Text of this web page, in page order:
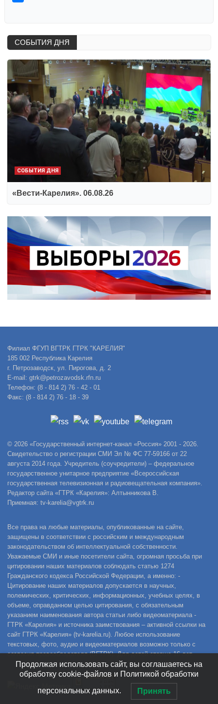
СОБЫТИЯ ДНЯ
СОБЫТИЯ ДНЯ
«Вести-Карелия». 06.08.26
Филиал ФГУП ВГТРК ГТРК "КАРЕЛИЯ"
185 002 Республика Карелия
г. Петрозаводск, ул. Пирогова, д. 2
E-mail: gtrk@petrozavodsk.rfn.ru
Телефон: (8 - 814 2) 76 - 42 - 01
Факс: (8 - 814 2) 76 - 18 - 39
© 2026 «Государственный интернет-канал «Россия» 2001 - 2026.
Свидетельство о регистрации СМИ Эл № ФС 77-59166 от 22
августа 2014 года. Учредитель (соучредители) – федеральное
государственное унитарное предприятие «Всероссийская
государственная телевизионная и радиовещательная компания».
Редактор сайта «ГТРК «Карелия»: Алтынникова В.
Приемная: tv-karelia@vgtrk.ru
Все права на любые материалы, опубликованные на сайте,
защищены в соответствии с российским и международным
законодательством об интеллектуальной собственности.
Уважаемые СМИ и иные посетители сайта, огромная просьба при
цитировании наших материалов соблюдать статью 1274
Гражданского кодекса Российской Федерации, а именно: -
Цитирование наших материалов допускается в научных,
полемических, критических, информационных, учебных целях, в
объеме, оправданном целью цитирования, с обязательным
указанием наименования автора статьи либо видеоматериала -
ГТРК «Карелия» и источника заимствования – активной ссылки на
сайт ГТРК «Карелия» (tv-karelia.ru). Любое использование
текстовых, фото, аудио и видеоматериалов возможно только с
согласия правообладателя (ВГТРК). Для детей старше 16 лет.
Продолжая использовать сайт, вы соглашаетесь на
обработку cookie-файлов и Политикой обработки
персональных данных. Принять